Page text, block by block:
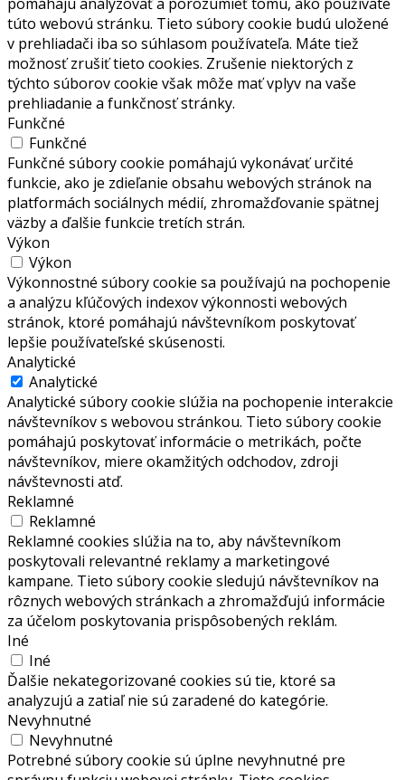
túto webovú stránku. Tieto súbory cookie budú uložené
v prehliadači iba so súhlasom používateľa. Máte tiež
možnosť zrušiť tieto cookies. Zrušenie niektorých z
týchto súborov cookie však môže mať vplyv na vaše
prehliadanie a funkčnosť stránky.
Funkčné
Funkčné
Funkčné súbory cookie pomáhajú vykonávať určité
funkcie, ako je zdieľanie obsahu webových stránok na
platformách sociálnych médií, zhromažďovanie spätnej
väzby a ďalšie funkcie tretích strán.
Výkon
Výkon
Výkonnostné súbory cookie sa používajú na pochopenie
a analýzu kľúčových indexov výkonnosti webových
stránok, ktoré pomáhajú návštevníkom poskytovať
lepšie používateľské skúsenosti.
Analytické
Analytické
Analytické súbory cookie slúžia na pochopenie interakcie
návštevníkov s webovou stránkou. Tieto súbory cookie
pomáhajú poskytovať informácie o metrikách, počte
návštevníkov, miere okamžitých odchodov, zdroji
návštevnosti atď.
Reklamné
Reklamné
Reklamné cookies slúžia na to, aby návštevníkom
poskytovali relevantné reklamy a marketingové
kampane. Tieto súbory cookie sledujú návštevníkov na
rôznych webových stránkach a zhromažďujú informácie
za účelom poskytovania prispôsobených reklám.
Iné
Iné
Ďalšie nekategorizované cookies sú tie, ktoré sa
analyzujú a zatiaľ nie sú zaradené do kategórie.
Nevyhnutné
Nevyhnutné
Potrebné súbory cookie sú úplne nevyhnutné pre